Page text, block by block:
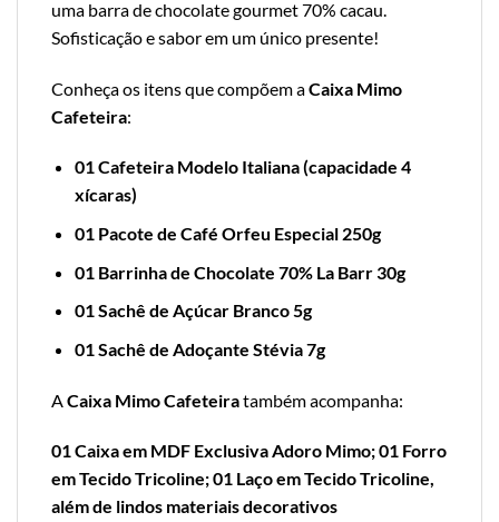
uma barra de chocolate gourmet 70% cacau.
Sofisticação e sabor em um único presente!
Conheça os itens que compõem aCaixa Mimo
Cafeteira:
01 Cafeteira Modelo Italiana (capacidade 4
xícaras)
01 Pacote de Café Orfeu Especial 250g
01 Barrinha de Chocolate 70% La Barr 30g
01 Sachê de Açúcar Branco 5g
01 Sachê de Adoçante Stévia 7g
A Caixa Mimo Cafeteiratambém acompanha:
01 Caixa em MDF Exclusiva Adoro Mimo; 01 Forro
em Tecido Tricoline; 01 Laço em Tecido Tricoline,
além de lindos materiais decorativos